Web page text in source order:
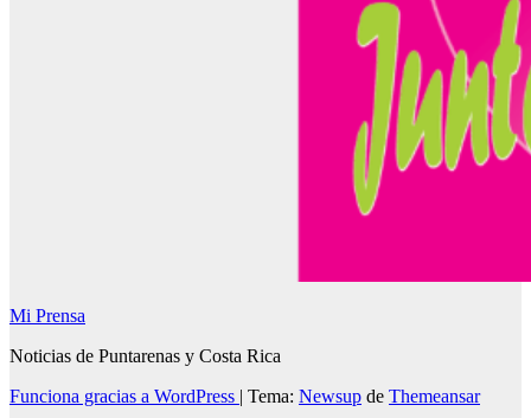
Mi Prensa
Noticias de Puntarenas y Costa Rica
Funciona gracias a WordPress | Tema: Newsup de Themeansar